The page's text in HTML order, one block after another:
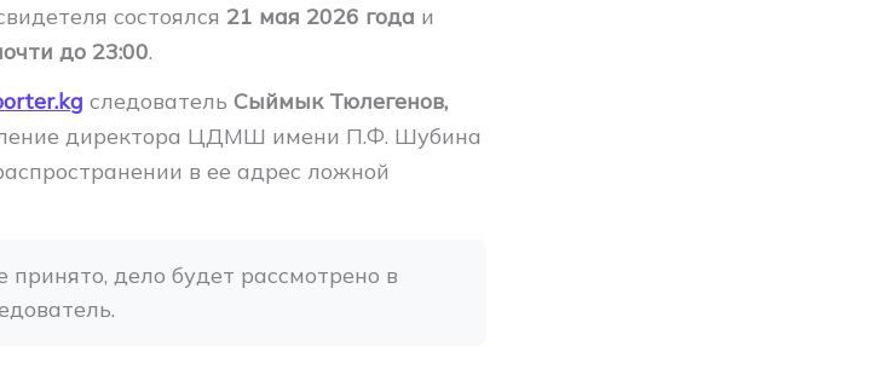
состоялся 21 мая 2026 года и
до 23:00.
следователь Сыймык Тюлегенов,
директора ЦДМШ имени П.Ф. Шубина
в ее адрес ложной
дело будет рассмотрено в